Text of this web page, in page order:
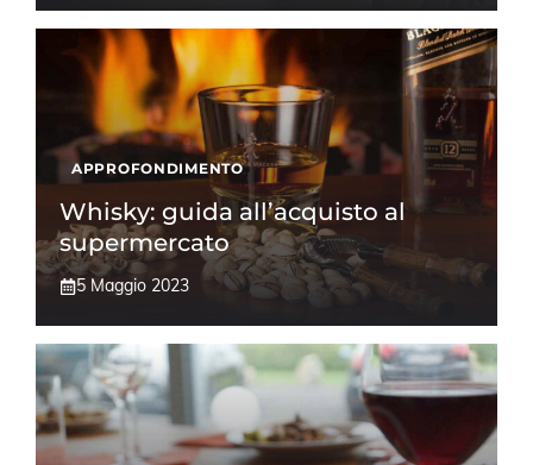
APPROFONDIMENTO
Whisky: guida all’acquisto al
supermercato
5 Maggio 2023